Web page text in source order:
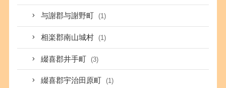
与謝郡与謝野町 (1)
相楽郡南山城村 (1)
綴喜郡井手町 (3)
綴喜郡宇治田原町 (1)